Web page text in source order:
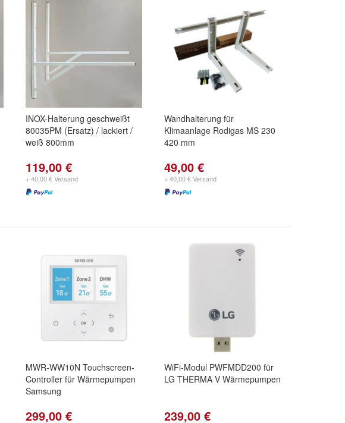
INOX-Halterung geschweißt
80035PM (Ersatz) / lackiert /
weiß 800mm
119,00 €
+ 40,00 € Versand
Wandhalterung für
Klimaanlage Rodigas MS 230
420 mm
49,00 €
+ 40,00 € Versand
MWR-WW10N Touchscreen-
Controller für Wärmepumpen
Samsung
299,00 €
WiFi-Modul PWFMDD200 für
LG THERMA V Wärmepumpen
239,00 €